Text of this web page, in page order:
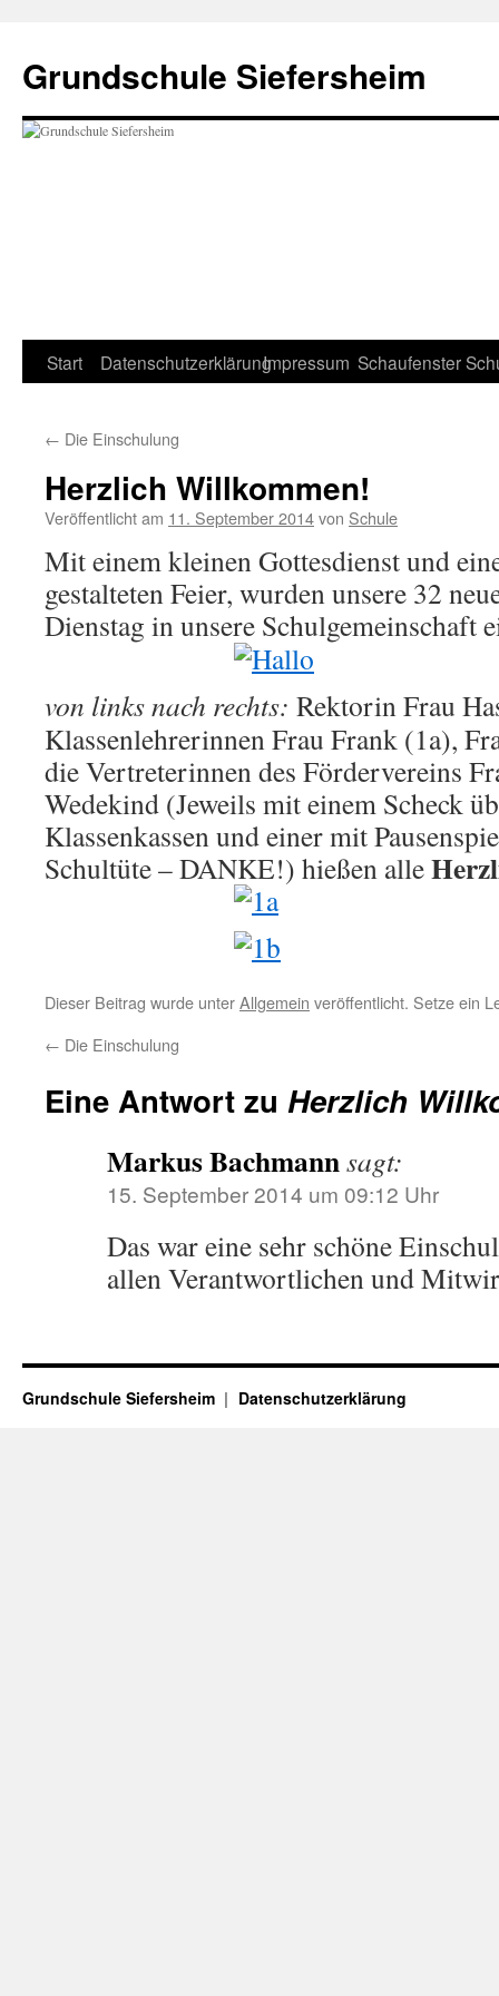
springen
Grundschule Siefersheim
Start DatenschutzerklärungImpressum Schaufenster
← Die Einschulung
Herzlich Willkommen!
Veröffentlicht am 11. September 2014von Schule
Mit einem kleinen Gottesdienst und
gestalteten Feier, wurden unsere 32
Dienstag in unsere Schulgemeinschaft
von links nach rechts: Rektorin Frau
Klassenlehrerinnen Frau Frank (1a),
die Vertreterinnen des Fördervereins
Wedekind (Jeweils mit einem Scheck
Klassenkassen und einer mit
Schultüte – DANKE!) hießen alle
Dieser Beitrag wurde unterAllgemein veröffentlicht. Setze ein
← Die Einschulung
Eine Antwort zu Herzlich
Markus Bachmannsagt:
15. September 2014 um 09:12 Uhr
Das war eine sehr schöne
allen Verantwortlichen und
Grundschule Siefersheim Datenschutzerklärung